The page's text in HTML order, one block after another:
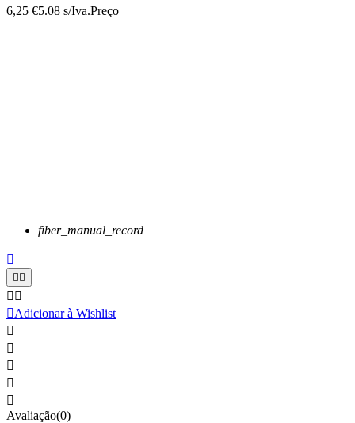
6,25 €5.08 s/Iva.Preço
fiber_manual_record


 
Adicionar à Wishlist





Avaliação(0)